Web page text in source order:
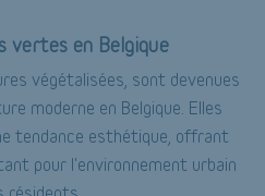
vertes en Belgique
végétalisées, sont devenues
moderne en Belgique. Elles
tendance esthétique, offrant
pour l'environnement urbain